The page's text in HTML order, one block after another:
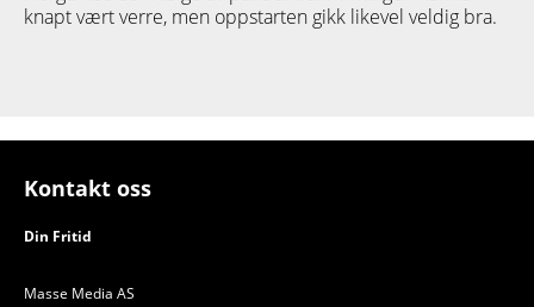
knapt vært verre, men oppstarten gikk likevel veldig bra.
Kontakt oss
Din Fritid
Masse Media AS